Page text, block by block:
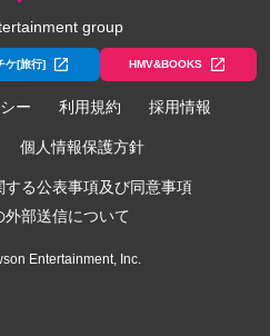
group
ケ[旅行] HMV&BOOKS
ー 利用規約 採用情報
個人情報保護方針
る公表事項及び同意事項
部送信について
Entertainment, Inc.